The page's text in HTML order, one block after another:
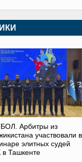
Арбитры из
участвовали в
элитных судей
Ташкенте